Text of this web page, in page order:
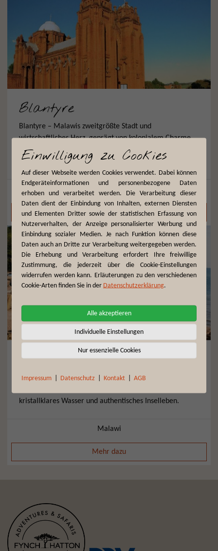
Blantyre
Blantyre – Malawis zweitgrößte Stadt und
wirtschaftliches Herz, geprägt von kolonialem Charme,
geschäftigem Marktleben und umgeben von grünen
Hügeln.
Malawi
Mehr dazu
Nkhata Bay
Nkhata Bay – bunte Hafenstadt am Nordufer des
kristallklares Wasser und authentisches Inselleben.
Malawi
Mehr dazu
Einwilligung zu Cookies
Auf dieser Webseite werden Cookies verwendet. Dabei können
Endgeräteinformationen und personenbezogene Daten
erhoben und verarbeitet werden. Die Verarbeitung dieser
Daten dient der Einbindung von Inhalten, externen Diensten
und Elementen Dritter sowie der statistischen Erfassung von
Nutzerverhalten, der Anzeige personalisierter Werbung und
Einbindung sozialer Medien. Je nach Funktion können diese
Daten auch an Dritte zur Verarbeitung weitergegeben werden.
Die Erhebung und Verarbeitung erfordert Ihre freiwillige
Zustimmung, die jederzeit über die Cookie-Einstellungen
widerrufen werden kann. Erläuterungen zu den verschiedenen
Cookie-Arten finden Sie in der Datenschutzerklärung.
Alle akzeptieren
Individuelle Einstellungen
Nur essenzielle Cookies
Impressum Datenschutz Kontakt AGB